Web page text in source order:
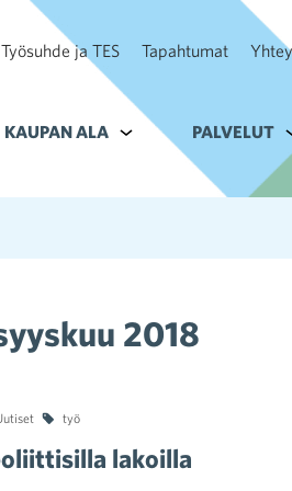
Työsuhde ja TES Tapahtumat
kohteelle Vastuullisuus
KAUPAN ALA Alavalikko kohteelle
PALVELUT
2018
työ
lakoilla